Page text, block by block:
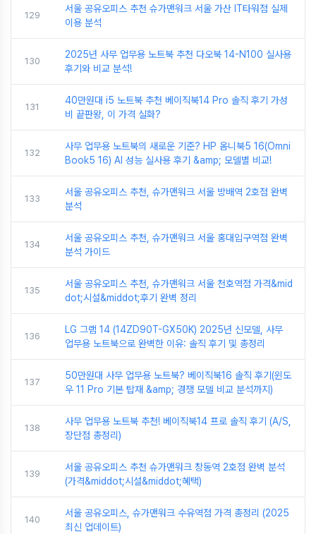
129
서울 공유오피스 추천 슈가맨워크 서울 가산 IT타워점 실제
이용 분석
130
2025년 사무 업무용 노트북 추천 다오북 14-N100 실사용
후기와 비교 분석!
131
40만원대 i5 노트북 추천 베이직북14 Pro 솔직 후기 가성
비 끝판왕, 이 가격 실화?
132
사무 업무용 노트북의 새로운 기준? HP 옴니북5 16(Omni
Book5 16) AI 성능 실사용 후기 &amp; 모델별 비교!
133
서울 공유오피스 추천, 슈가맨워크 서울 방배역 2호점 완벽
분석
134
서울 공유오피스 추천, 슈가맨워크 서울 홍대입구역점 완벽
분석 가이드
135
서울 공유오피스 추천, 슈가맨워크 서울 천호역점 가격&mid
dot;시설&middot;후기 완벽 정리
136
LG 그램 14 (14ZD90T-GX50K) 2025년 신모델, 사무
업무용 노트북으로 완벽한 이유: 솔직 후기 및 총정리
137
50만원대 사무 업무용 노트북? 베이직북16 솔직 후기(윈도
우 11 Pro 기본 탑재 &amp; 경쟁 모델 비교 분석까지)
138
사무 업무용 노트북 추천! 베이직북14 프로 솔직 후기 (A/S,
장단점 총정리)
139
서울 공유오피스 추천 슈가맨워크 창동역 2호점 완벽 분석
(가격&middot;시설&middot;혜택)
140
서울 공유오피스, 슈가맨워크 수유역점 가격 총정리 (2025
최신 업데이트)